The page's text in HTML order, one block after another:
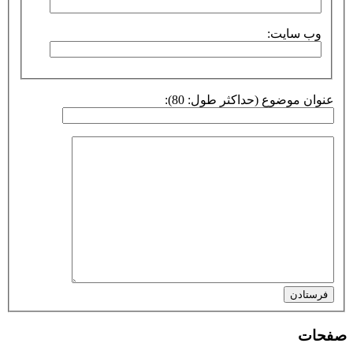
وب سایت:
عنوان موضوع (حداکثر طول: 80):
فرستادن
صفحات